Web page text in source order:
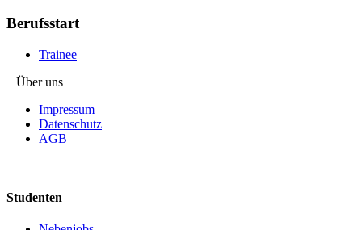
Berufsstart
Trainee
Über uns
Impressum
Datenschutz
AGB
Studenten